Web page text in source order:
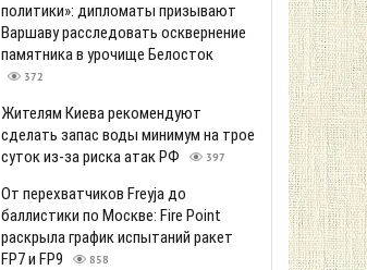
политики»: дипломаты призывают
Варшаву расследовать осквернение
памятника в урочище Белосток
372
Жителям Киева рекомендуют
сделать запас воды минимум на трое
суток из-за риска атак РФ
397
От перехватчиков Freyja до
баллистики по Москве: Fire Point
раскрыла график испытаний ракет
FP7 и FP9
858